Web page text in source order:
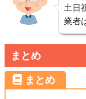
土日
業者
まとめ